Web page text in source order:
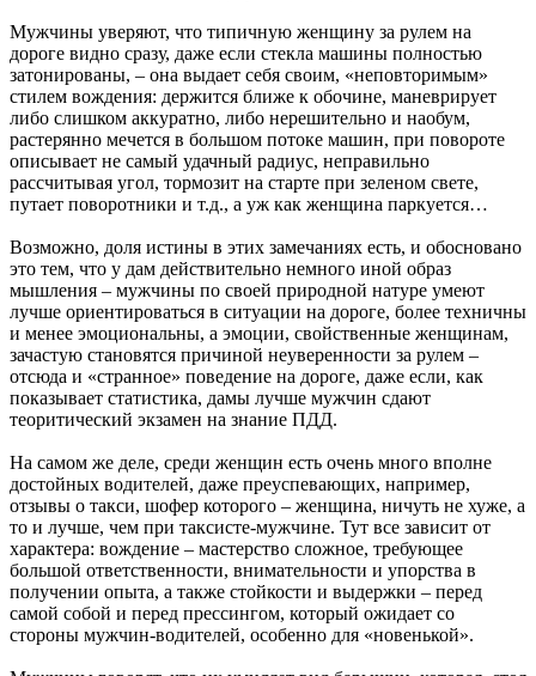
Мужчины уверяют, что типичную женщину за рулем на
дороге видно сразу, даже если стекла машины полностью
затонированы, – она выдает себя своим, «неповторимым»
стилем вождения: держится ближе к обочине, маневрирует
либо слишком аккуратно, либо нерешительно и наобум,
растерянно мечется в большом потоке машин, при повороте
описывает не самый удачный радиус, неправильно
рассчитывая угол, тормозит на старте при зеленом свете,
путает поворотники и т.д., а уж как женщина паркуется…
Возможно, доля истины в этих замечаниях есть, и обосновано
это тем, что у дам действительно немного иной образ
мышления – мужчины по своей природной натуре умеют
лучше ориентироваться в ситуации на дороге, более техничны
и менее эмоциональны, а эмоции, свойственные женщинам,
зачастую становятся причиной неуверенности за рулем –
отсюда и «странное» поведение на дороге, даже если, как
показывает статистика, дамы лучше мужчин сдают
теоритический экзамен на знание ПДД.
На самом же деле, среди женщин есть очень много вполне
достойных водителей, даже преуспевающих, например,
отзывы о такси, шофер которого – женщина, ничуть не хуже, а
то и лучше, чем при таксисте-мужчине. Тут все зависит от
характера: вождение – мастерство сложное, требующее
большой ответственности, внимательности и упорства в
получении опыта, а также стойкости и выдержки – перед
самой собой и перед прессингом, который ожидает со
стороны мужчин-водителей, особенно для «новенькой».